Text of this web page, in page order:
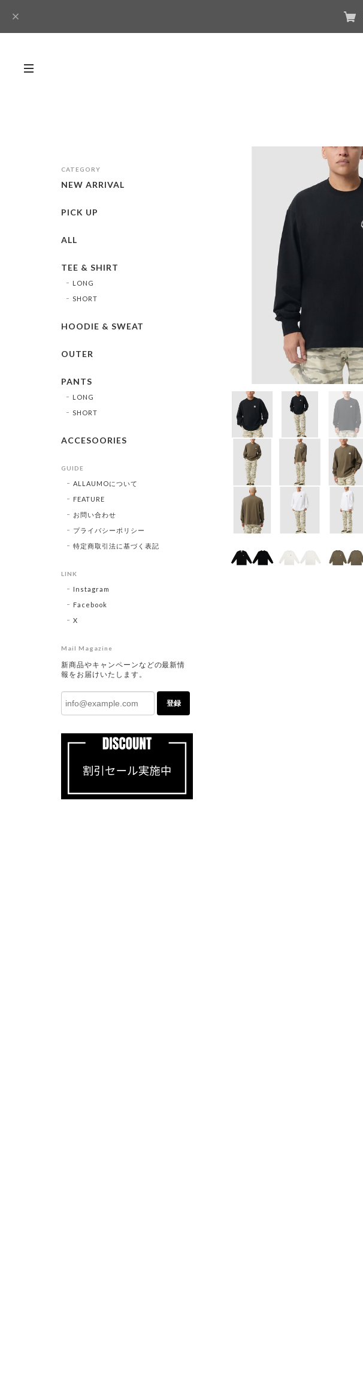
CATEGORY
NEW ARRIVAL
PICK UP
ALL
TEE & SHIRT
LONG
SHORT
HOODIE & SWEAT
OUTER
PANTS
LONG
SHORT
ACCESOORIES
GUIDE
ALLAUMOについて
FEATURE
お問い合わせ
プライバシーポリシー
特定商取引法に基づく表記
LINK
Instagram
Facebook
X
Mail Magazine
新商品やキャンペーンなどの最新情
報をお届けいたします。
登録